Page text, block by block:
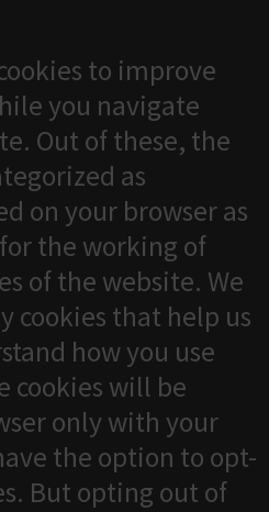
to improve
you navigate
Out of these, the
as
on your browser as
the working of
of the website. We
cookies that help us
how you use
cookies will be
only with your
the option to opt-
But opting out of